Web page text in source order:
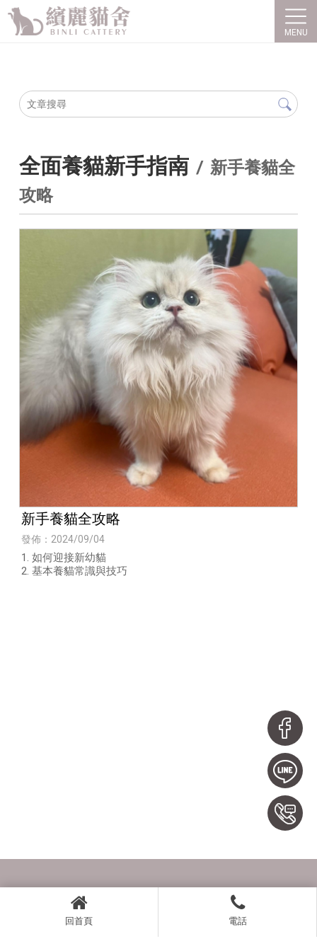
全面養貓新手指南
新手養貓全
攻略
新手養貓全攻略
發佈：2024/09/04
1. 如何迎接新幼貓
2. 基本養貓常識與技巧
回首頁 電話